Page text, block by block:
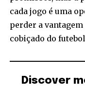
cada jogo é uma
perder a
cobiçado do
Discover